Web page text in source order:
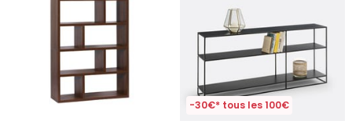
-30€* tous les 100€